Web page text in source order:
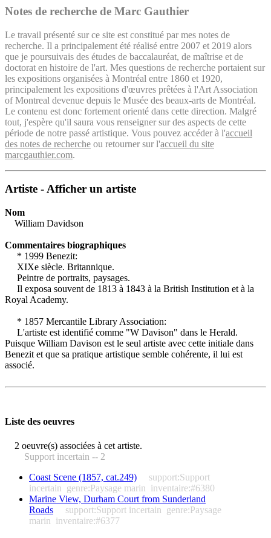
Notes de recherche de Marc Gauthier
Le travail présenté sur ce site est constitué par mes notes de
recherche. Il a principalement été réalisé entre 2007 et 2019 alors
que je poursuivais des études de baccalauréat, de maîtrise et de
doctorat en histoire de l'art. Mes questions de recherche portaient sur
les expositions organisées à Montréal entre 1860 et 1920,
principalement les expositions d'œuvres prêtées à l'Art Association
of Montreal devenue depuis le Musée des beaux-arts de Montréal.
Le contenu est donc fortement orienté dans cette direction. Malgré
tout, j'espère qu'il saura vous renseigner sur des aspects de cette
période de notre passé artistique. Vous pouvez accéder à l'accueil
des notes de recherche ou retourner sur l'accueil du site
marcgauthier.com.
Artiste - Afficher un artiste
Nom
William Davidson
Commentaires biographiques
* 1999 Benezit:
XIXe siècle. Britannique.
Peintre de portraits, paysages.
Il exposa souvent de 1813 à 1843 à la British Institution et à la
Royal Academy.
* 1857 Mercantile Library Association:
L'artiste est identifié comme "W Davison" dans le Herald.
Puisque William Davison est le seul artiste avec cette initiale dans
Benezit et que sa pratique artistique semble cohérente, il lui est
associé.
Liste des oeuvres
2 oeuvre(s) associées à cet artiste.
Support incertain -- 2
Coast Scene (1857, cat.249)
support:Support
incertain genre:Paysage marin inventaire:#6380
Marine View, Durham Court from Sunderland
Roads
support:Support incertain genre:Paysage
marin inventaire:#6377